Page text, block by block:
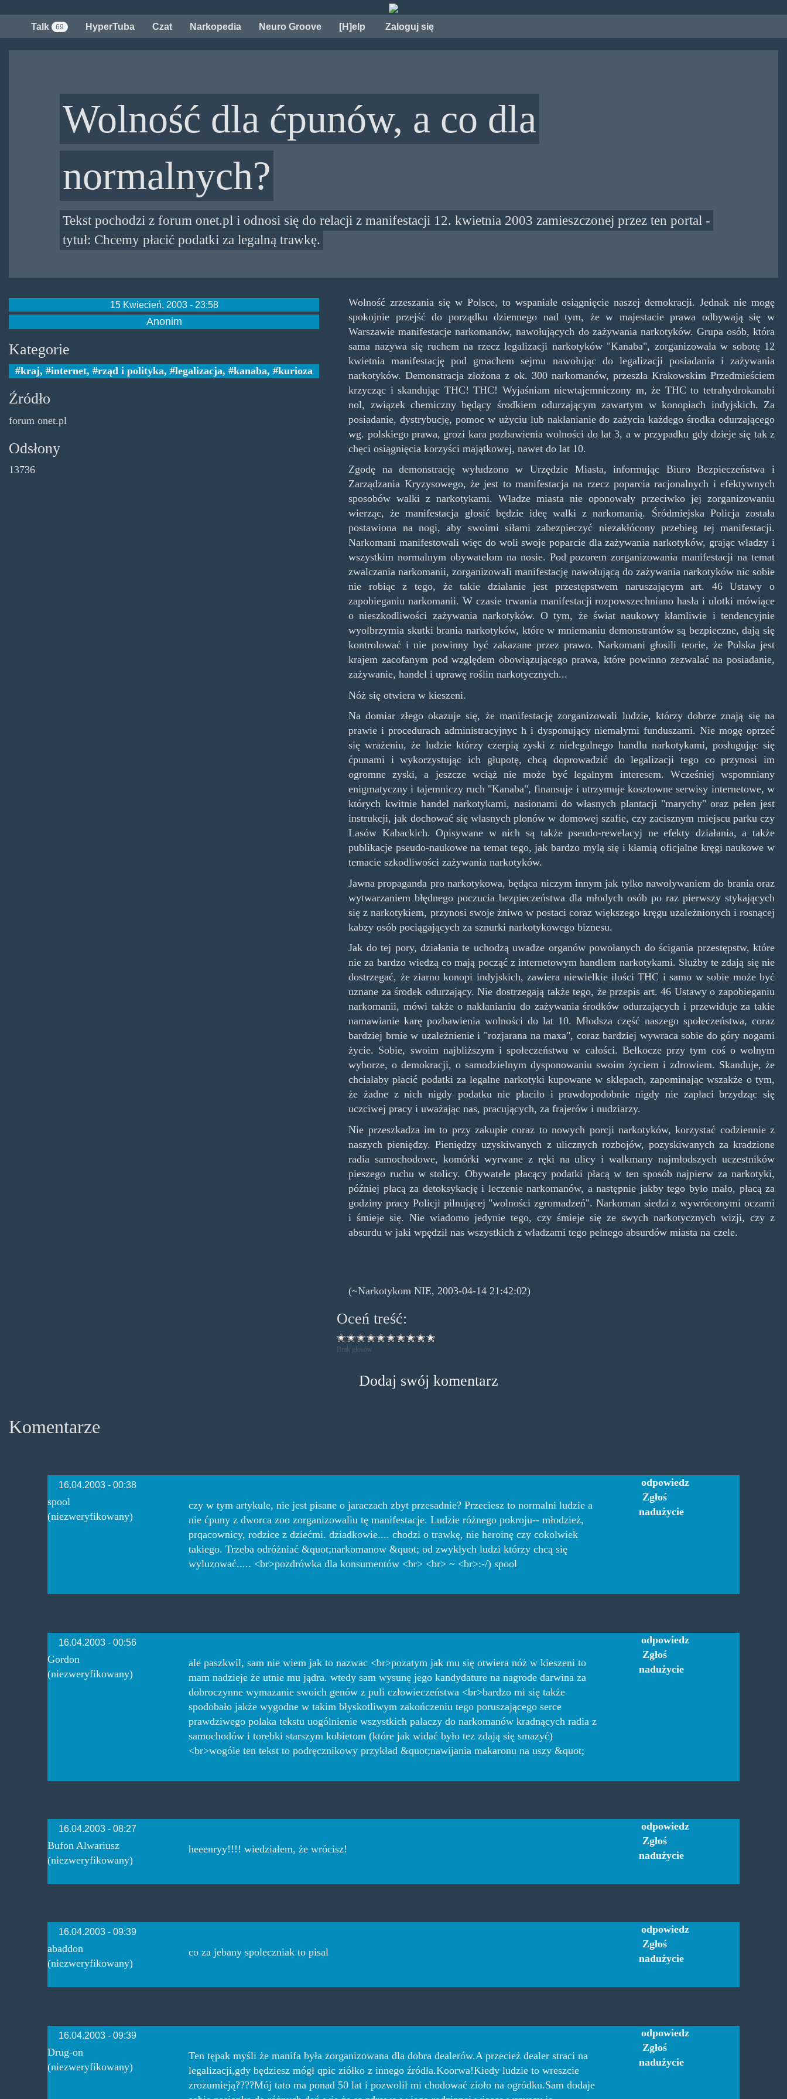
treści
Talk 69 HyperTuba Czat Narkopedia Neuro Groove [H]elp Zaloguj się
Wolność dla ćpunów, a co dla
normalnych?
Tekst pochodzi z forum onet.pl i odnosi się do relacji z manifestacji 12. kwietnia 2003 zamieszczonej przez ten portal -
tytuł: Chcemy płacić podatki za legalną trawkę.
15 Kwiecień, 2003 - 23:58
Anonim
Kategorie
kraj, internet, rząd i polityka, legalizacja, kanaba, kurioza
Źródło
forum onet.pl
Odsłony
13736
Wolność zrzeszania się w Polsce, to wspaniałe osiągnięcie naszej demokracji. Jednak nie mogę
spokojnie przejść do porządku dziennego nad tym, że w majestacie prawa odbywają się w
Warszawie manifestacje narkomanów, nawołujących do zażywania narkotyków. Grupa osób, która
sama nazywa się ruchem na rzecz legalizacji narkotyków "Kanaba", zorganizowała w sobotę 12
kwietnia manifestację pod gmachem sejmu nawołując do legalizacji posiadania i zażywania
narkotyków. Demonstracja złożona z ok. 300 narkomanów, przeszła Krakowskim Przedmieściem
krzycząc i skandując THC! THC! Wyjaśniam niewtajemniczony m, że THC to tetrahydrokanabi
nol, związek chemiczny będący środkiem odurzającym zawartym w konopiach indyjskich. Za
posiadanie, dystrybucję, pomoc w użyciu lub nakłanianie do zażycia każdego środka odurzającego
wg. polskiego prawa, grozi kara pozbawienia wolności do lat 3, a w przypadku gdy dzieje się tak z
chęci osiągnięcia korzyści majątkowej, nawet do lat 10.
Zgodę na demonstrację wyłudzono w Urzędzie Miasta, informując Biuro Bezpieczeństwa i
Zarządzania Kryzysowego, że jest to manifestacja na rzecz poparcia racjonalnych i efektywnych
sposobów walki z narkotykami. Władze miasta nie oponowały przeciwko jej zorganizowaniu
wierząc, że manifestacja głosić będzie ideę walki z narkomanią. Śródmiejska Policja została
postawiona na nogi, aby swoimi siłami zabezpieczyć niezakłócony przebieg tej manifestacji.
Narkomani manifestowali więc do woli swoje poparcie dla zażywania narkotyków, grając władzy i
wszystkim normalnym obywatelom na nosie. Pod pozorem zorganizowania manifestacji na temat
zwalczania narkomanii, zorganizowali manifestację nawołującą do zażywania narkotyków nic sobie
nie robiąc z tego, że takie działanie jest przestępstwem naruszającym art. 46 Ustawy o
zapobieganiu narkomanii. W czasie trwania manifestacji rozpowszechniano hasła i ulotki mówiące
o nieszkodliwości zażywania narkotyków. O tym, że świat naukowy kłamliwie i tendencyjnie
wyolbrzymia skutki brania narkotyków, które w mniemaniu demonstrantów są bezpieczne, dają się
kontrolować i nie powinny być zakazane przez prawo. Narkomani głosili teorie, że Polska jest
krajem zacofanym pod względem obowiązującego prawa, które powinno zezwalać na posiadanie,
zażywanie, handel i uprawę roślin narkotycznych...
Nóż się otwiera w kieszeni.
Na domiar złego okazuje się, że manifestację zorganizowali ludzie, którzy dobrze znają się na
prawie i procedurach administracyjnyc h i dysponujący niemałymi funduszami. Nie mogę oprzeć
się wrażeniu, że ludzie którzy czerpią zyski z nielegalnego handlu narkotykami, posługując się
ćpunami i wykorzystując ich głupotę, chcą doprowadzić do legalizacji tego co przynosi im
ogromne zyski, a jeszcze wciąż nie może być legalnym interesem. Wcześniej wspomniany
enigmatyczny i tajemniczy ruch "Kanaba", finansuje i utrzymuje kosztowne serwisy internetowe, w
których kwitnie handel narkotykami, nasionami do własnych plantacji "marychy" oraz pełen jest
instrukcji, jak dochować się własnych plonów w domowej szafie, czy zacisznym miejscu parku czy
Lasów Kabackich. Opisywane w nich są także pseudo-rewelacyj ne efekty działania, a także
publikacje pseudo-naukowe na temat tego, jak bardzo mylą się i kłamią oficjalne kręgi naukowe w
temacie szkodliwości zażywania narkotyków.
Jawna propaganda pro narkotykowa, będąca niczym innym jak tylko nawoływaniem do brania oraz
wytwarzaniem błędnego poczucia bezpieczeństwa dla młodych osób po raz pierwszy stykających
się z narkotykiem, przynosi swoje żniwo w postaci coraz większego kręgu uzależnionych i rosnącej
kabzy osób pociągających za sznurki narkotykowego biznesu.
Jak do tej pory, działania te uchodzą uwadze organów powołanych do ścigania przestępstw, które
nie za bardzo wiedzą co mają począć z internetowym handlem narkotykami. Służby te zdają się nie
dostrzegać, że ziarno konopi indyjskich, zawiera niewielkie ilości THC i samo w sobie może być
uznane za środek odurzający. Nie dostrzegają także tego, że przepis art. 46 Ustawy o zapobieganiu
narkomanii, mówi także o nakłanianiu do zażywania środków odurzających i przewiduje za takie
namawianie karę pozbawienia wolności do lat 10. Młodsza część naszego społeczeństwa, coraz
bardziej brnie w uzależnienie i "rozjarana na maxa", coraz bardziej wywraca sobie do góry nogami
życie. Sobie, swoim najbliższym i społeczeństwu w całości. Bełkocze przy tym coś o wolnym
wyborze, o demokracji, o samodzielnym dysponowaniu swoim życiem i zdrowiem. Skanduje, że
chciałaby płacić podatki za legalne narkotyki kupowane w sklepach, zapominając wszakże o tym,
że żadne z nich nigdy podatku nie płaciło i prawdopodobnie nigdy nie zapłaci brzydząc się
uczciwej pracy i uważając nas, pracujących, za frajerów i nudziarzy.
Nie przeszkadza im to przy zakupie coraz to nowych porcji narkotyków, korzystać codziennie z
naszych pieniędzy. Pieniędzy uzyskiwanych z ulicznych rozbojów, pozyskiwanych za kradzione
radia samochodowe, komórki wyrwane z ręki na ulicy i walkmany najmłodszych uczestników
pieszego ruchu w stolicy. Obywatele płacący podatki płacą w ten sposób najpierw za narkotyki,
później płacą za detoksykację i leczenie narkomanów, a następnie jakby tego było mało, płacą za
godziny pracy Policji pilnującej "wolności zgromadzeń". Narkoman siedzi z wywróconymi oczami
i śmieje się. Nie wiadomo jedynie tego, czy śmieje się ze swych narkotycznych wizji, czy z
absurdu w jaki wpędził nas wszystkich z władzami tego pełnego absurdów miasta na czele.
(~Narkotykom NIE, 2003-04-14 21:42:02)
Oceń treść:
Brak głosów
Dodaj swój komentarz
Komentarze
16.04.2003 - 00:38
spool
(niezweryfikowany)
czy w tym artykule, nie jest pisane o jaraczach zbyt przesadnie? Przeciesz to normalni ludzie a
nie ćpuny z dworca zoo zorganizowaliu tę manifestacje. Ludzie różnego pokroju-- młodzież,
prqacownicy, rodzice z dziećmi. dziadkowie.... chodzi o trawkę, nie heroinę czy cokolwiek
takiego. Trzeba odróżniać &quot;narkomanow &quot; od zwykłych ludzi którzy chcą się
wyluzować..... <br>pozdrówka dla konsumentów <br> <br> ~ <br>:-/) spool
odpowiedz
Zgłoś
nadużycie
16.04.2003 - 00:56
Gordon
(niezweryfikowany)
ale paszkwil, sam nie wiem jak to nazwac <br>pozatym jak mu się otwiera nóż w kieszeni to
mam nadzieje że utnie mu jądra. wtedy sam wysunę jego kandydature na nagrode darwina za
dobroczynne wymazanie swoich genów z puli człowieczeństwa <br>bardzo mi się także
spodobało jakże wygodne w takim błyskotliwym zakończeniu tego poruszającego serce
prawdziwego polaka tekstu uogólnienie wszystkich palaczy do narkomanów kradnących radia z
samochodów i torebki starszym kobietom (które jak widać było tez zdają się smazyć)
<br>wogóle ten tekst to podręcznikowy przykład &quot;nawijania makaronu na uszy &quot;
odpowiedz
Zgłoś
nadużycie
16.04.2003 - 08:27
Bufon Alwariusz
(niezweryfikowany)
heeenryy!!!! wiedziałem, że wrócisz!
odpowiedz
Zgłoś
nadużycie
16.04.2003 - 09:39
abaddon
(niezweryfikowany)
co za jebany spoleczniak to pisal
odpowiedz
Zgłoś
nadużycie
16.04.2003 - 09:39
Drug-on
(niezweryfikowany)
Ten tępak myśli że manifa była zorganizowana dla dobra dealerów.A przecież dealer straci na
legalizacji,gdy będziesz mógł qpic ziółko z innego źródła.Koorwa!Kiedy ludzie to wreszcie
zrozumieją????Mój tato ma ponad 50 lat i pozwolił mi chodować zioło na ogródku.Sam dodaje
odpowiedz
Zgłoś
nadużycie